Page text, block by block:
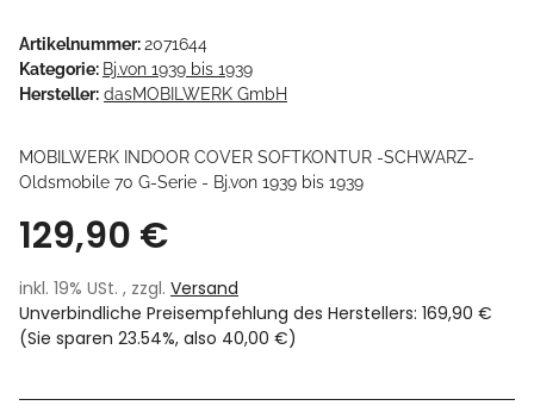
Artikelnummer:2071644
Kategorie: Bj.von 1939 bis 1939
Hersteller: dasMOBILWERK GmbH
MOBILWERK INDOOR COVER SOFTKONTUR -SCHWARZ-
Oldsmobile 70 G-Serie - Bj.von 1939 bis 1939
129,90 €
inkl. 19% USt. , zzgl. Versand
Unverbindliche Preisempfehlung des Herstellers: 169,90 €
(Sie sparen 23.54%, also 40,00 €)